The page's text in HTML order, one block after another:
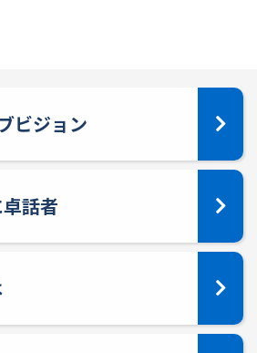
ビジョン
話者